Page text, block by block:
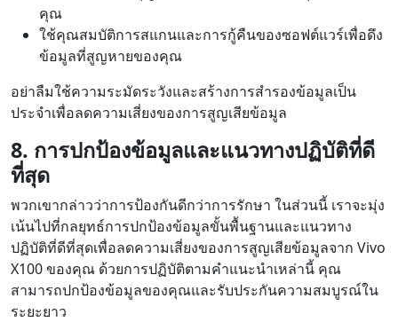
คุณ
ใช้คุณสมบัติการสแกนและการกู้คืนของซอฟต์แวร์เพื่อดึง
ข้อมูลที่สูญหายของคุณ
อย่าลืมใช้ความระมัดระวังและสร้างการสำรองข้อมูลเป็น
ประจำเพื่อลดความเสี่ยงของการสูญเสียข้อมูล
8. การปกป้องข้อมูลและแนวทางปฏิบัติที่ดี
ที่สุด
พวกเขากล่าวว่าการป้องกันดีกว่าการรักษา ในส่วนนี้ เราจะมุ่ง
เน้นไปที่กลยุทธ์การปกป้องข้อมูลขั้นพื้นฐานและแนวทาง
ปฏิบัติที่ดีที่สุดเพื่อลดความเสี่ยงของการสูญเสียข้อมูลจาก Vivo
X100 ของคุณ ด้วยการปฏิบัติตามคำแนะนำเหล่านี้ คุณ
สามารถปกป้องข้อมูลของคุณและรับประกันความสมบูรณ์ใน
ระยะยาว